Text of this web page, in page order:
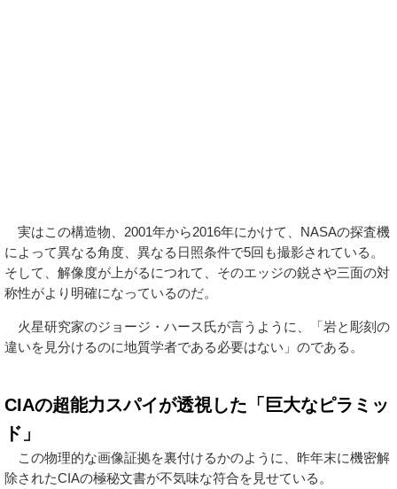
実はこの構造物、2001年から2016年にかけて、NASAの探査機
によって異なる角度、異なる日照条件で5回も撮影されている。
そして、解像度が上がるにつれて、そのエッジの鋭さや三面の対
称性がより明確になっているのだ。
火星研究家のジョージ・ハース氏が言うように、「岩と彫刻の
違いを見分けるのに地質学者である必要はない」のである。
CIAの超能力スパイが透視した「巨大なピラミッ
ド」
この物理的な画像証拠を裏付けるかのように、昨年末に機密解
除されたCIAの極秘文書が不気味な符合を見せている。